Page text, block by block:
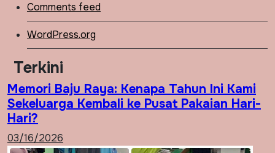
Comments feed
WordPress.org
Terkini
Memori Baju Raya: Kenapa Tahun Ini Kami
Sekeluarga Kembali ke Pusat Pakaian Hari-
Hari?
03/16/2026